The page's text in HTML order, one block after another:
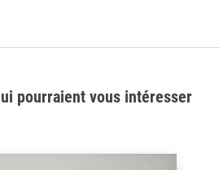
pourraient vous intéresser